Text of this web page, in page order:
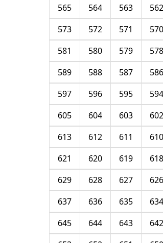
562
563
564
565
570
571
572
573
578
579
580
581
586
587
588
589
594
595
596
597
602
603
604
605
610
611
612
613
618
619
620
621
626
627
628
629
634
635
636
637
642
643
644
645